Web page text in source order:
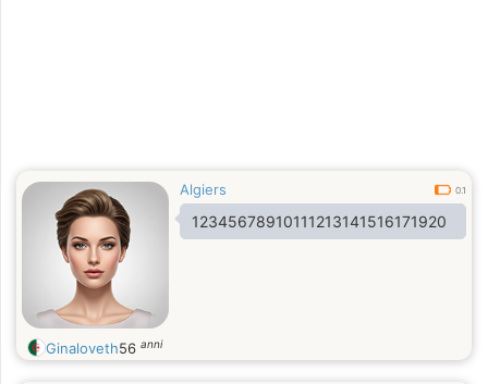
Algiers 0.1
12345678910111213141516171920
Ginaloveth56 anni